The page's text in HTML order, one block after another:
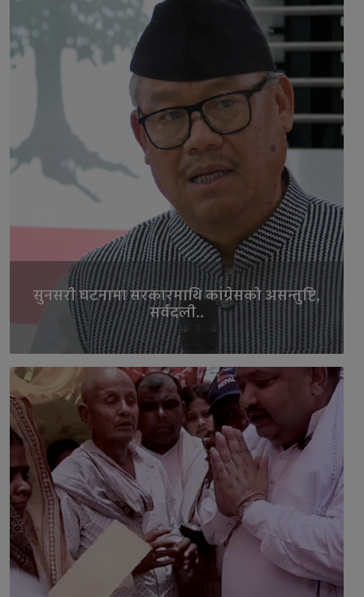
सुनसरी घटनामा सरकारमाथि कांग्रेसको असन्तुष्टि,
सर्वदली..